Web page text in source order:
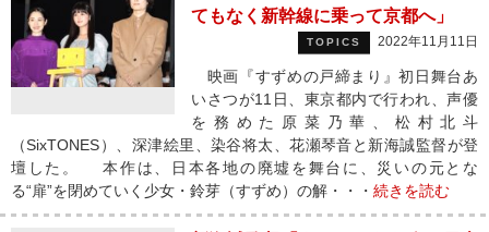
てもなく新幹線に乗って京都へ」
TOPICS 2022年11月11日
映画『すずめの戸締まり』初日舞台あ
いさつが11日、東京都内で行われ、声優
を務めた原菜乃華、松村北斗
（SixTONES）、深津絵里、染谷将太、花瀬琴音と新海誠監督が登
壇した。 本作は、日本各地の廃墟を舞台に、災いの元とな
る“扉”を閉めていく少女・鈴芽（すずめ）の解・・・ 続きを読む